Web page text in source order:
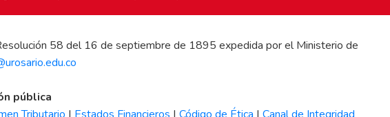
58 del 16 de septiembre de 1895 expedida por el Ministerio de
pública